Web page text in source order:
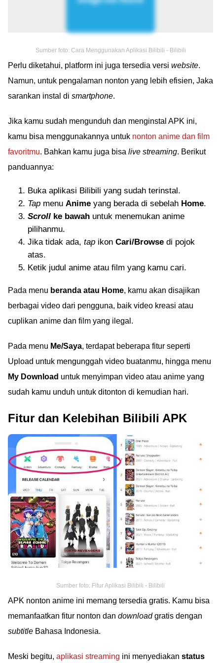
Sumber foto: Cara Menggunakan Aplikasi Bilibili - Bilibili
Perlu diketahui, platform ini juga tersedia versi website.
Namun, untuk pengalaman nonton yang lebih efisien, Jaka
sarankan instal di smartphone.
Jika kamu sudah mengunduh dan menginstal APK ini,
kamu bisa menggunakannya untuk nonton anime dan film
favoritmu. Bahkan kamu juga bisa live streaming. Berikut
panduannya:
Buka aplikasi Bilibili yang sudah terinstal.
Tap menu Anime yang berada di sebelah Home.
Scroll ke bawah untuk menemukan anime
pilihanmu.
Jika tidak ada, tap ikon Cari/Browse di pojok
atas.
Ketik judul anime atau film yang kamu cari.
Pada menu beranda atau Home, kamu akan disajikan
berbagai video dari pengguna, baik video kreasi atau
cuplikan anime dan film yang ilegal.
Pada menu Me/Saya, terdapat beberapa fitur seperti
Upload untuk mengunggah video buatanmu, hingga menu
My Download untuk menyimpan video atau anime yang
sudah kamu unduh untuk ditonton di kemudian hari.
Fitur dan Kelebihan Bilibili APK
Sumber foto: Fitur Aplikasi Bilibili - Bilibili
APK nonton anime ini memang tersedia gratis. Kamu bisa
memanfaatkan fitur nonton dan downloadgratis dengan
subtitle Bahasa Indonesia.
Meski begitu, aplikasi streaming ini menyediakan status